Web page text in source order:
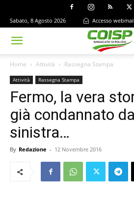
Sabato, 8 Agosto 2026 Accesso webmail
Home Attività Rassegna Stampa
Attività Rassegna Stampa
Fermo, la vera
già condannato
sinistra…
By Redazione - 12 Novembre 2016